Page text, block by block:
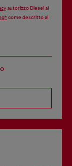
autorizzo Diesel al
come descritto al